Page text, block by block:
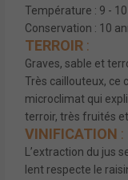
Température : 9 - 10
Conservation : 10
TERROIR :
Graves, sable et
Très caillouteux, ce
microclimat qui
terroir, très fruités
VINIFICATION :
L’extraction du jus
lent respecte le